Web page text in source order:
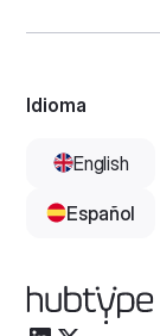
Idioma
English
Español